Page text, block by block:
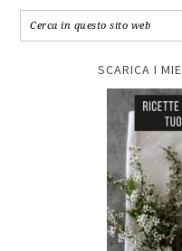
SCARICA I